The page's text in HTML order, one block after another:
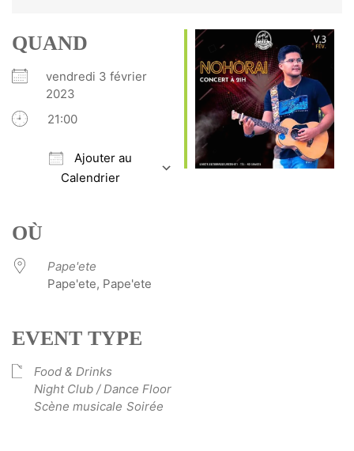
QUAND
vendredi 3 février
2023
21:00
Ajouter au
Calendrier
OÙ
Pape'ete
Pape'ete, Pape'ete
EVENT TYPE
Food & Drinks
Night Club / Dance Floor
Scène musicale Soirée